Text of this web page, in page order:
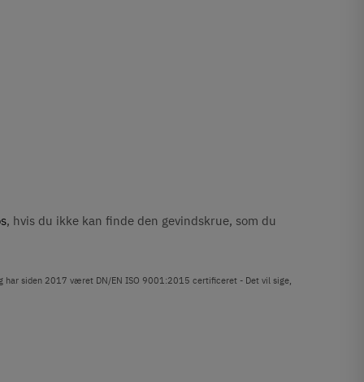
, hvis du ikke kan finde den gevindskrue, som du
har siden 2017 været DN/EN ISO 9001:2015 certificeret - Det vil sige,